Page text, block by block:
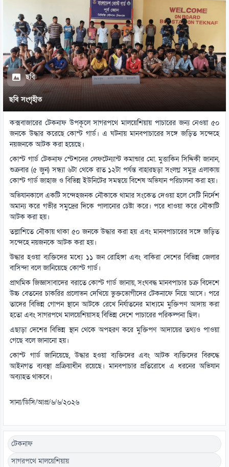
ছবি
ছবি সংগৃহীত
কক্সবাজারের টেকনাফ উপকূলে সাগরপথে মালয়েশিয়ায় পাচারের জন্য নেওয়া ৫০
জনকে উদ্ধার করেছে কোস্ট গার্ড। এ ঘটনায় মানবপাচারের সঙ্গে জড়িত সন্দেহে
নয়জনকে আটক করা হয়েছে।
কোস্ট গার্ড টেকনাফ স্টেশনের লেফটেন্যান্ট কমান্ডার মো. মুত্তাকিন সিদ্দিকী জানান,
শুক্রবার (৫ জুন) সন্ধ্যা ৬টা থেকে রাত ১২টা পর্যন্ত বাহারছড়া সংলগ্ন সমুদ্র এলাকায়
কোস্ট গার্ড জাহাজ ও বিভিন্ন ইউনিটের সমন্বয়ে বিশেষ অভিযান পরিচালনা করা হয়।
অভিযানকালে একটি সন্দেহজনক নৌকাকে থামার সংকেত দেওয়া হলে সেটি নির্দেশ
অমান্য করে গভীর সমুদ্রের দিকে পালানোর চেষ্টা করে। পরে ধাওয়া করে নৌকাটি
আটক করা হয়।
তল্লাশিতে নৌকায় থাকা ৫০ জনকে উদ্ধার করা হয় এবং মানবপাচারের সঙ্গে জড়িত
সন্দেহে নয়জনকে আটক করা হয়।
উদ্ধার হওয়া ব্যক্তিদের মধ্যে ১১ জন রোহিঙ্গা এবং বাকিরা দেশের বিভিন্ন জেলার
বাসিন্দা বলে জানিয়েছে কোস্ট গার্ড।
প্রাথমিক জিজ্ঞাসাবাদের বরাতে কোস্ট গার্ড জানায়, সংঘবদ্ধ মানবপাচার চক্র বিদেশে
উচ্চ বেতনের চাকরির প্রলোভন দেখিয়ে ভুক্তভোগীদের টেকনাফে নিয়ে আসে। পরে
তাদের বিভিন্ন গোপন স্থানে আটকে রেখে নির্যাতনের মাধ্যমে মুক্তিপণ আদায় করা
হতো এবং সাগরপথে মালয়েশিয়াসহ বিভিন্ন দেশে পাচারের পরিকল্পনা ছিল।
এছাড়া দেশের বিভিন্ন স্থান থেকে অপহরণ করে মুক্তিপণ আদায়ের তথ্যও পাওয়া
গেছে বলে জানানো হয়।
কোস্ট গার্ড জানিয়েছে, উদ্ধার হওয়া ব্যক্তিদের এবং আটক ব্যক্তিদের বিরুদ্ধে
আইনগত ব্যবস্থা প্রক্রিয়াধীন রয়েছে। মানবপাচার প্রতিরোধে এ ধরনের অভিযান
অব্যাহত থাকবে।
সানা/ডিসি/আপ্র/৬/৬/২০২৬
টেকনাফ
সাগরপথে মালয়েশিয়ায়